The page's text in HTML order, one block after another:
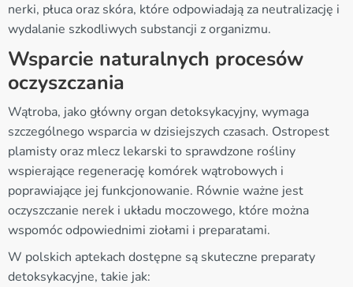
nerki, płuca oraz skóra, które odpowiadają za neutralizację i
wydalanie szkodliwych substancji z organizmu.
Wsparcie naturalnych procesów
oczyszczania
Wątroba, jako główny organ detoksykacyjny, wymaga
szczególnego wsparcia w dzisiejszych czasach. Ostropest
plamisty oraz mlecz lekarski to sprawdzone rośliny
wspierające regenerację komórek wątrobowych i
poprawiające jej funkcjonowanie. Równie ważne jest
oczyszczanie nerek i układu moczowego, które można
wspomóc odpowiednimi ziołami i preparatami.
W polskich aptekach dostępne są skuteczne preparaty
detoksykacyjne, takie jak: